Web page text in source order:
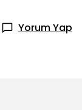
Yorum Yap